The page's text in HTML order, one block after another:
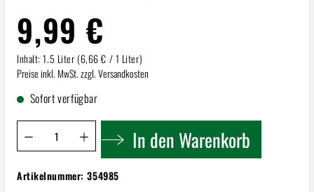
9,99 €
Inhalt:1.5 Liter (6,66 € / 1 Liter)
Preise inkl. MwSt. zzgl. Versandkosten
Sofort verfügbar
Produkt Anzahl: Gib den gewünschten Wert ein oder
In den Warenkorb
Bennati Lambrusco Mantova | "La Quercia"
Artikelnummer:354985